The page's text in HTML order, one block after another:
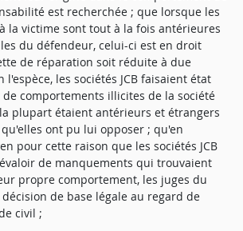
est recherchée ; que lorsque les
la victime sont tout à la fois antérieures
du défendeur, celui-ci est en droit
de réparation soit réduite à due
l'espèce, les sociétés JCB faisaient état
de comportements illicites de la société
plupart étaient antérieurs et étrangers
ont pu lui opposer ; qu'en
pour cette raison que les sociétés JCB
de manquements qui trouvaient
propre comportement, les juges du
de base légale au regard de
civil ;